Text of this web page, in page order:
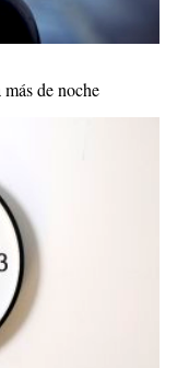
de noche